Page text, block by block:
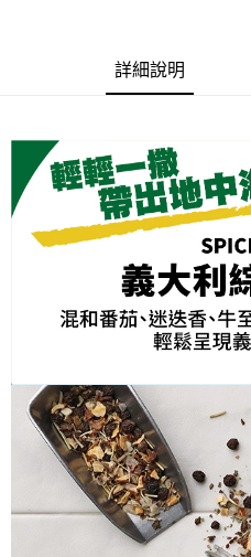
３．安心：先確認商品／服務後，再付
結帳頁面，進行簡訊認證並確認金額
２．訂單成立數日內，您將收到繳費
３．收到繳費通知簡訊後14天內，點
ATM／網路銀行／等多元方式進行付
※ 請注意：結帳手續完成當下不需立
購買商品的店家。未經商家同意取消
後付繳納相關費用。
※ 交易是否成功請以「AFTEE先享後
是否繳費成功／繳費後需取消欲退款
客戶支援中心」 https://
１．透過由恩沛科技股份有限公司提
易，需依本服務之必要範圍內提供個
權轉讓予恩沛科技股份有限公司。
２．關於個人資料處理事宜，請瀏覽
https://aftee.tw/terms/#terms3
３．未成年的使用者請事先徵得法定
「AFTEE先享後付」，若未經同意申
４．使用「AFTEE先享後付」時，將
每筆NT$120，滿NT$899(含以上)
詳細說明